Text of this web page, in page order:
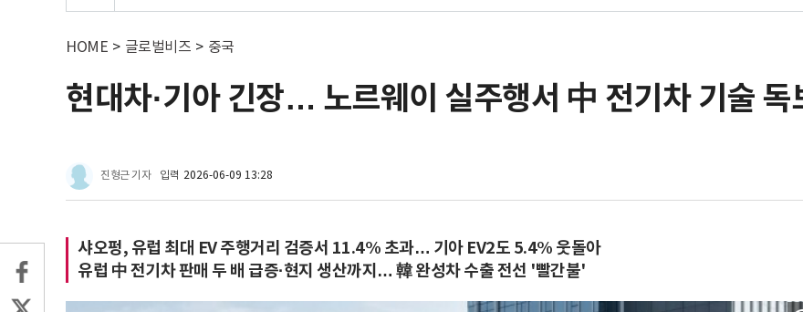
HOME > 글로벌비즈 > 중국
현대차·기아 긴장… 노르웨이 실주행서 中 전기차 기술 독
진형근 기자 입력 2026-06-09 13:28
샤오펑, 유럽 최대 EV 주행거리 검증서 11.4% 초과… 기아 EV2도 5.4% 웃돌아
유럽 中 전기차 판매 두 배 급증·현지 생산까지… 韓 완성차 수출 전선 '빨간불'